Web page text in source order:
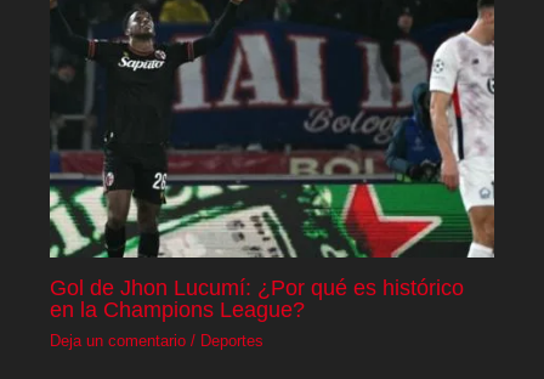
Gol de Jhon Lucumí: ¿Por qué es histórico
en la Champions League?
Deja un comentario / Deportes